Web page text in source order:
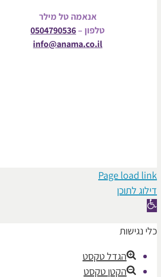
אנאמה טל מילר
טלפון –0504790536
info@anama.co.il
Page load link
דילוג לתוכן
פתח
נגישות
כלי נגישות
הגדל טקסט
הקטן טקסט